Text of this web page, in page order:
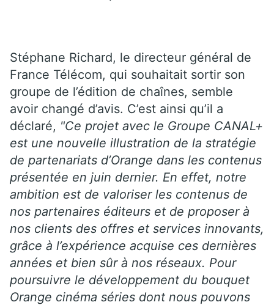
Stéphane Richard, le directeur général de
France Télécom, qui souhaitait sortir son
groupe de l’édition de chaînes, semble
avoir changé d’avis. C’est ainsi qu’il a
déclaré, "Ce projet avec le Groupe CANAL+
est une nouvelle illustration de la stratégie
de partenariats d’Orange dans les contenus
présentée en juin dernier. En effet, notre
ambition est de valoriser les contenus de
nos partenaires éditeurs et de proposer à
nos clients des offres et services innovants,
grâce à l’expérience acquise ces dernières
années et bien sûr à nos réseaux. Pour
poursuivre le développement du bouquet
Orange cinéma séries dont nous pouvons